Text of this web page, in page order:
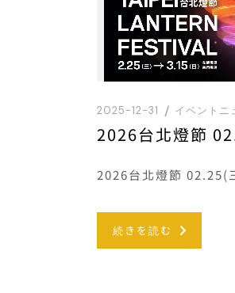
2025-12-31 イベントニ
2026台北燈節 02.25(
続きを読む